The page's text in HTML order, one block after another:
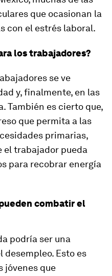
que ocasionan la
con el estrés laboral.
los trabajadores?
se ve
y, finalmente, en las
También es cierto que,
que permita a las
primarias,
el trabajador pueda
para recobrar energía
combatir el
podría ser una
Esto es
jóvenes que